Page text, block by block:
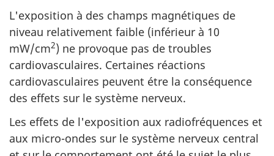
L'exposition à des champs magnétiques de
niveau relativement faible (inférieur à 10
mW/cm2) ne provoque pas de troubles
cardiovasculaires. Certaines réactions
cardiovasculaires peuvent étre la conséquence
des effets sur le système nerveux.
Les effets de l'exposition aux radiofréquences et
aux micro-ondes sur le système nerveux central